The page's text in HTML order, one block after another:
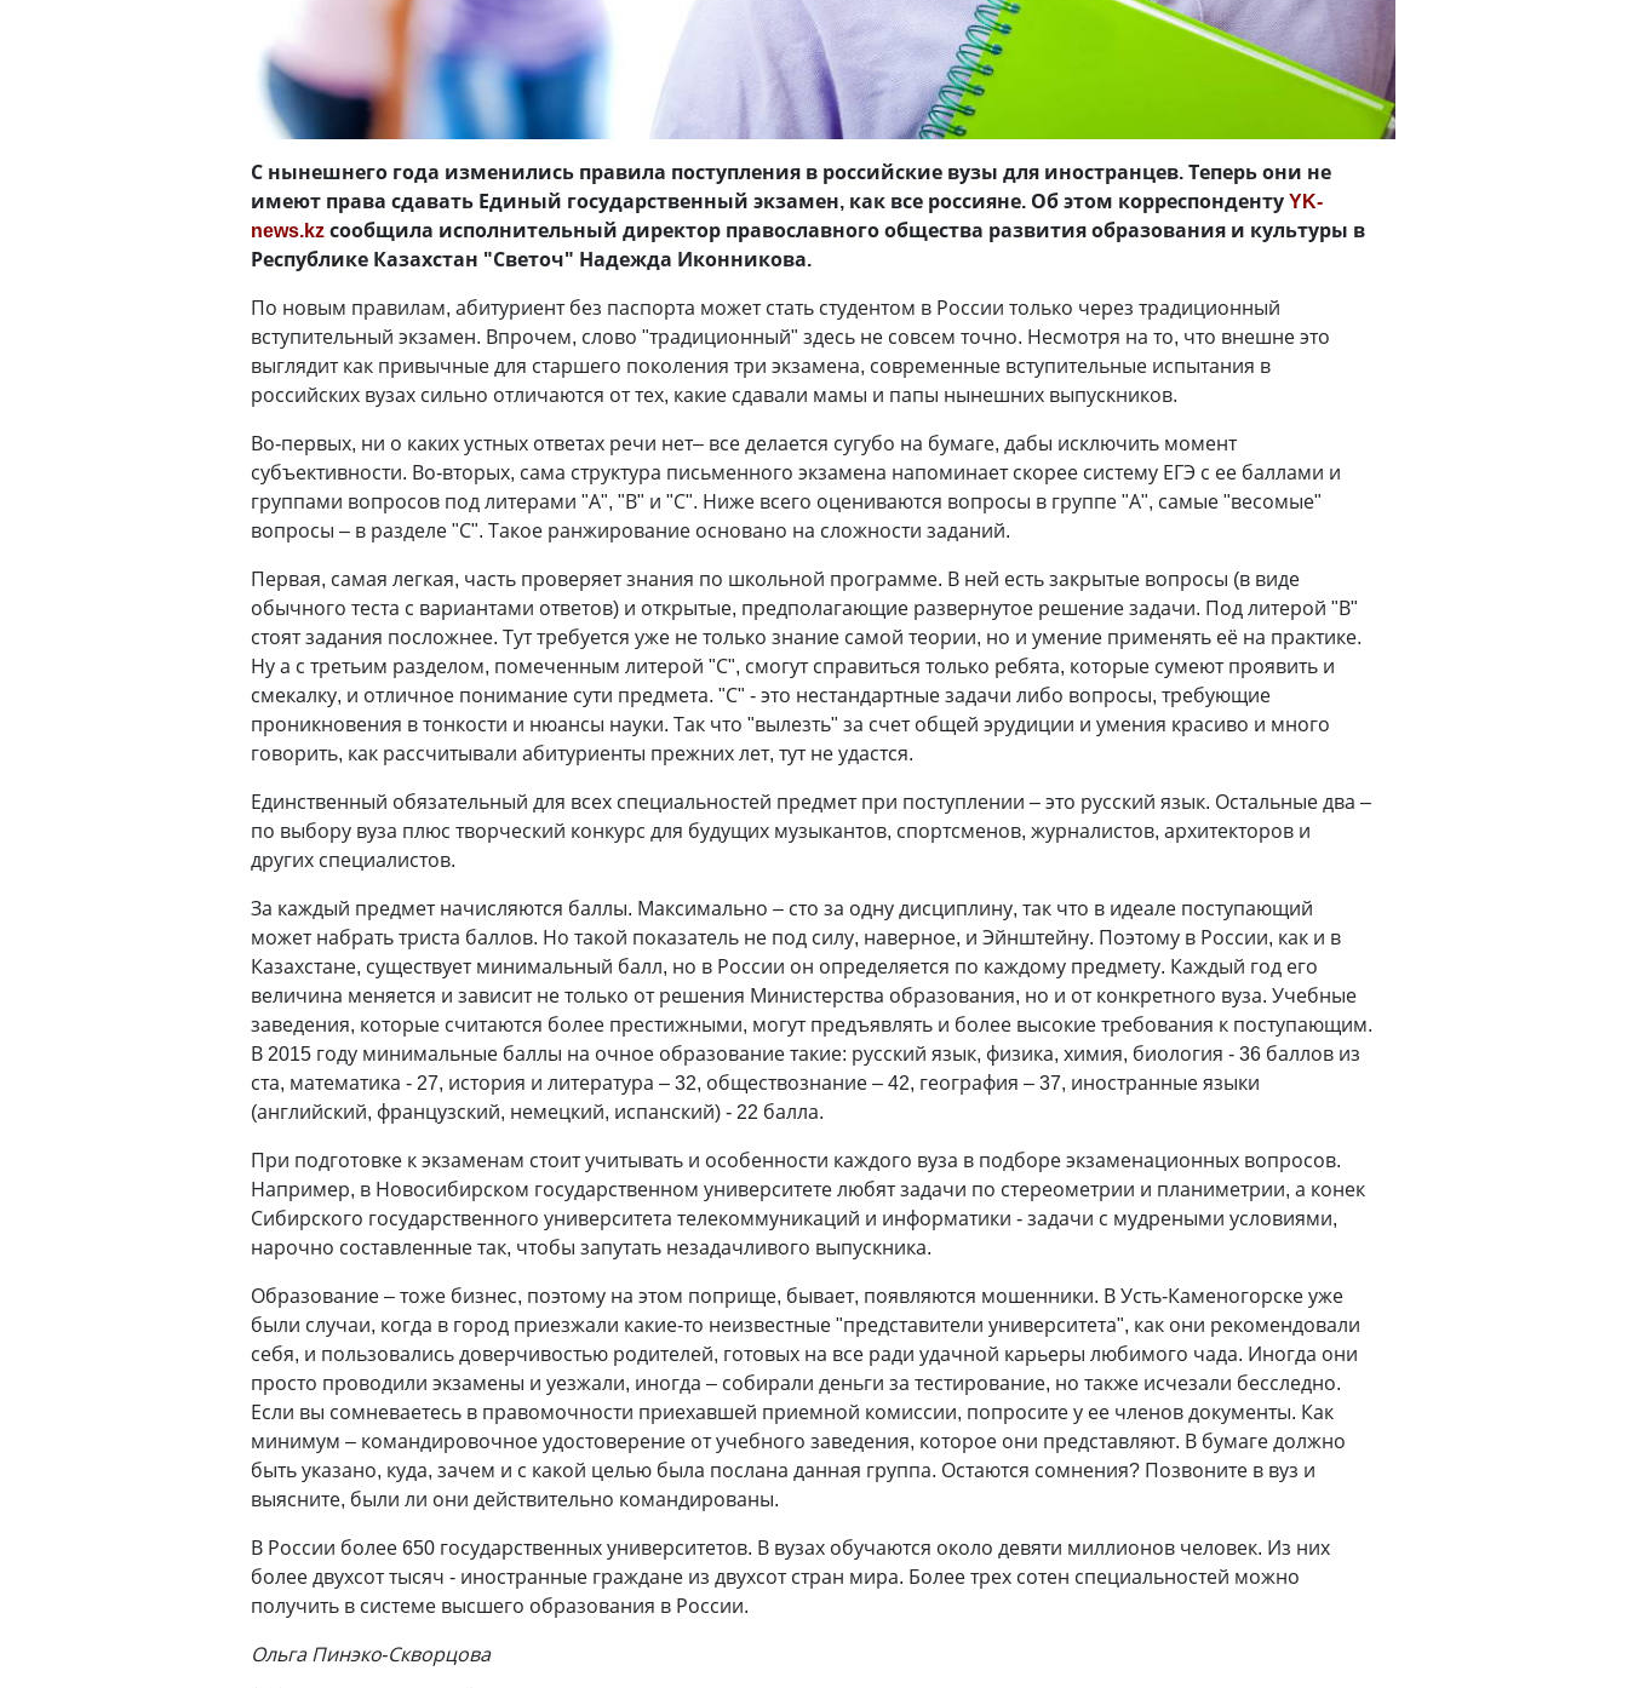
С нынешнего года изменились правила поступления в российские вузы для иностранцев. Теперь они не
имеют права сдавать Единый государственный экзамен, как все россияне. Об этом корреспондентуYK-
news.kzсообщила исполнительный директор православного общества развития образования и культуры в
Республике Казах­стан "Светоч" Надежда Иконникова.
По новым правилам, абитуриент без паспорта может стать студентом в России только через традиционный
вступительный экзамен. Впрочем, слово "традиционный" здесь не совсем точно. Несмотря на то, что внешне это
выглядит как привычные для старшего поколения три экзамена, современные вступительные испытания в
российских вузах сильно отличаются от тех, какие сдавали мамы и папы нынешних выпускников.
Во-первых, ни о каких устных ответах речи нет– все делается сугубо на бумаге, дабы исключить момент
субъективности. Во-вторых, сама структура письменного экзамена напоминает скорее систему ЕГЭ с ее баллами и
группами вопросов под литерами "А", "В" и "С". Ниже всего оцениваются вопросы в группе "А", самые "весомые"
вопросы – в разделе "С". Такое ранжирование основано на сложности заданий.
Первая, самая легкая, часть проверяет знания по школьной программе. В ней есть закрытые вопросы (в виде
обычного теста с вариантами ответов) и открытые, предполагающие развернутое решение задачи. Под литерой "В"
стоят задания посложнее. Тут требуется уже не только знание самой теории, но и умение применять её на практике.
Ну а с третьим разделом, помеченным литерой "С", смогут справиться только ребята, которые сумеют проявить и
смекалку, и отличное понимание сути предмета. "С" - это нестандартные задачи либо вопросы, требующие
проникновения в тонкости и нюансы науки. Так что "вылезть" за счет общей эрудиции и умения красиво и много
говорить, как рассчитывали абитуриенты прежних лет, тут не удастся.
Единственный обязательный для всех специальностей предмет при поступлении – это русский язык. Остальные два –
по выбору вуза плюс творческий конкурс для будущих музыкантов, спортсменов, журналистов, архитекторов и
других специалистов.
За каждый предмет начисляются баллы. Максимально – сто за одну дисциплину, так что в идеале поступающий
может набрать триста баллов. Но такой показатель не под силу, наверное, и Эйнштейну. Поэтому в России, как и в
Казахстане, существует минимальный балл, но в России он определяется по каждому предмету. Каждый год его
величина меняется и зависит не только от решения Министерства образования, но и от конкретного вуза. Учебные
заведения, которые считаются более престижными, могут предъявлять и более высокие требования к поступающим.
В 2015 году минимальные баллы на очное образование такие: русский язык, физика, химия, биология - 36 баллов из
ста, математика - 27, история и литература – 32, обществознание – 42, география – 37, иностранные языки
(английский, французский, немецкий, испанский) - 22 балла.
При подготовке к экзаменам стоит учитывать и особенности каждого вуза в подборе экзаменационных вопросов.
Например, в Новосибирском государственном университете любят задачи по стереометрии и планиметрии, а конек
Сибирского государственного университета телекоммуникаций и информатики - задачи с мудреными условиями,
нарочно составленные так, чтобы запутать незадачливого выпускника.
Образование – тоже бизнес, по­этому на этом поприще, бывает, появляются мошенники. В Усть-Каменогорске уже
были случаи, когда в город приезжали какие-то неизвестные "представители университета", как они рекомендовали
себя, и пользовались доверчивостью родителей, готовых на все ради удачной карьеры любимого чада. Иногда они
просто проводили экзамены и уезжали, иногда – собирали деньги за тестирование, но также исчезали бесследно.
Если вы сомневаетесь в правомочности при­ехавшей приемной комиссии, попросите у ее членов документы. Как
минимум – командировочное удостоверение от учебного заведения, которое они представляют. В бумаге должно
быть указано, куда, зачем и с какой целью была послана данная группа. Остаются сомнения? Позвоните в вуз и
выясните, были ли они действительно командированы.
В России более 650 государственных университетов. В вузах обучаются около девяти миллионов человек. Из них
более двухсот тысяч - иностранные граждане из двухсот стран мира. Более трех сотен специальностей можно
получить в системе высшего образования в России.
Ольга Пинэко-Скворцова